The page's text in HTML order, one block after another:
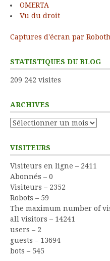
OMERTA
Vu du droit
Captures d'écran par
STATISTIQUES DU BLOG
209 242 visites
ARCHIVES
Archives
VISITEURS
Visiteurs en ligne – 2411
Abonnés – 0
Visiteurs – 2352
Robots – 59
The maximum number of
all visitors – 14241
users – 2
guests – 13694
bots – 545